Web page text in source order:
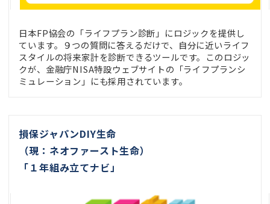
日本FP協会の「ライフプラン診断」にロジックを提供し
ています。９つの質問に答えるだけで、自分に近いライフ
スタイルの将来家計を診断できるツールです。このロジッ
クが、金融庁NISA特設ウェブサイトの「ライフプランシ
ミュレーション」にも採用されています。
損保ジャパンDIY生命
（現：ネオファースト生命）
「１年組み立てナビ」